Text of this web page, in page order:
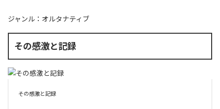
ジャンル： オルタナティブ
その感激と記録
その感激と記録